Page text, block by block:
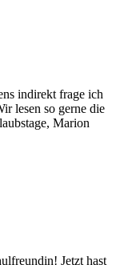
indirekt frage ich
lesen so gerne die
Marion
Jetzt hast